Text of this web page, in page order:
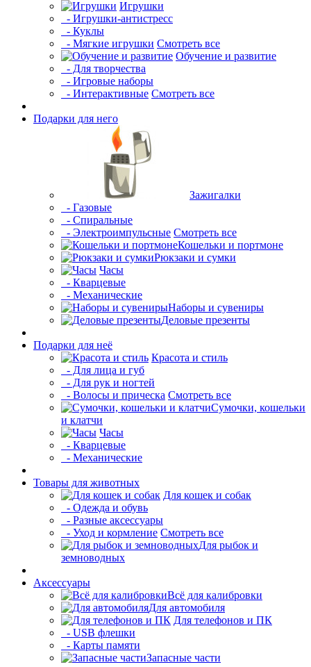
Игрушки
- Игрушки-антистресс
- Куклы
- Мягкие игрушки Смотреть все
Обучение и развитие
- Для творчества
- Игровые наборы
- Интерактивные Смотреть все
Подарки для него
Зажигалки
- Газовые
- Спиральные
- Электроимпульсные Смотреть все
Кошельки и портмоне
Рюкзаки и сумки
Часы
- Кварцевые
- Механические
Наборы и сувениры
Деловые презенты
Подарки для неё
Красота и стиль
- Для лица и губ
- Для рук и ногтей
- Волосы и прическа Смотреть все
Сумочки, кошельки
и клатчи
Часы
- Кварцевые
- Механические
Товары для животных
Для кошек и собак
- Одежда и обувь
- Разные аксессуары
- Уход и кормление Смотреть все
Для рыбок и
земноводных
Аксессуары
Всё для калибровки
Для автомобиля
Для телефонов и ПК
- USB флешки
- Карты памяти
Запасные части